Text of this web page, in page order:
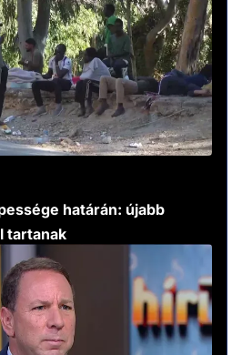
határán: újabb
tartanak